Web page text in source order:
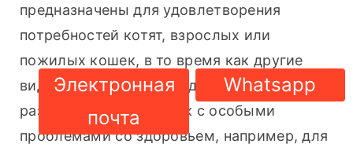
предназначены для удовлетворения
потребностей котят, взрослых или
пожилых кошек, в то время как другие
виды влажных кормов для кошек
разработаны для кошек с особыми
проблемами со здоровьем, например, для
Электронная
почта
Whatsapp